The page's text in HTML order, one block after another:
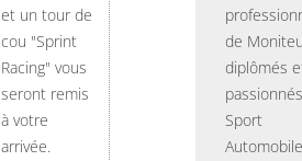
et un tour de
cou "Sprint
Racing" vous
seront remis
à votre
arrivée.
de
diplômés
Sport
Automobile